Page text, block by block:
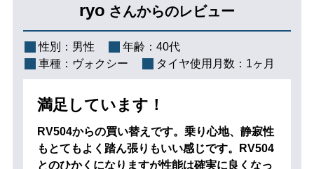
ryo さんからのレビュー
性別： 男性 年齢： 40代
車種： ヴォクシー タイヤ使用月数： 1ヶ月
満足しています！
RV504からの買い替えです。乗り心地、静寂性
もとてもよく踏ん張りもいい感じです。RV504
とのひかくになりますが性能は確実に良くなっ